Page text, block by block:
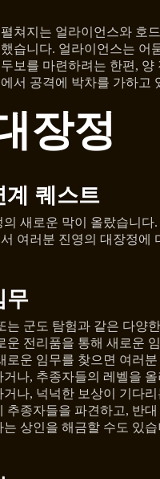
쳐지는 얼라이언스와 호
습니다. 얼라이언스는 어
보를 마련하려는 한편, 양
서 공격에 박차를 가하고
장정
퀘스트
의 새로운 막이 올랐습니다
여러분 진영의 대장정에
무
는 군도 탐험과 같은 다양
운 전리품을 통해 새로운
로운 임무를 찾으면 여러분
나, 추종자들의 레벨을 올
거나, 넉넉한 보상이 기다
추종자들을 파견하고, 반
는 상인을 해금할 수도 있습